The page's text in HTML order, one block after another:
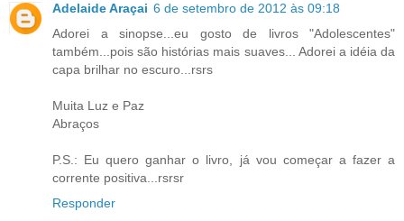
Adelaide Araçai 6 de setembro de 2012 às 09:18
Adorei a sinopse...eu gosto de livros "Adolescentes"
também...pois são histórias mais suaves... Adorei a idéia da
capa brilhar no escuro...rsrs
Muita Luz e Paz
Abraços
P.S.: Eu quero ganhar o livro, já vou começar a fazer a
corrente positiva...rsrsr
Responder